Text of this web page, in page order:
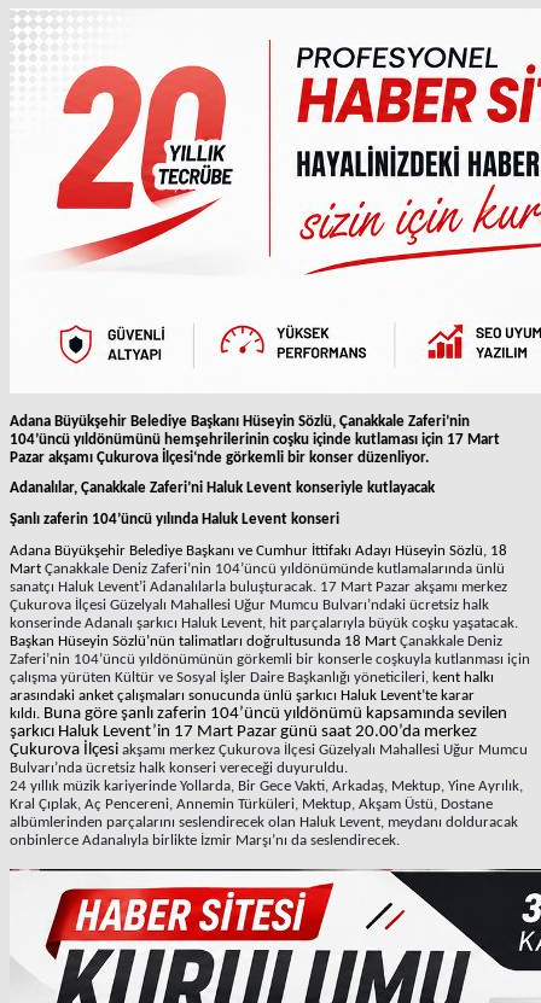
Adana Büyükşehir Belediye Başkanı Hüseyin Sözlü, Çanakkale Zaferi’nin
104’üncü yıldönümünü hemşehrilerinin coşku içinde kutlaması için 17 Mart
Pazar akşamı Çukurova İlçesi‘nde görkemli bir konser düzenliyor.
Adanalılar, Çanakkale Zaferi’ni Haluk Levent konseriyle kutlayacak
Şanlı zaferin 104’üncü yılında Haluk Levent konseri
Adana Büyükşehir Belediye Başkanı ve Cumhur İttifakı Adayı Hüseyin Sözlü, 18
Mart Çanakkale Deniz Zaferi’nin 104’üncü yıldönümünde kutlamalarında ünlü
sanatçı Haluk Levent’i Adanalılarla buluşturacak. 17 Mart Pazar akşamı merkez
Çukurova İlçesi Güzelyalı Mahallesi Uğur Mumcu Bulvarı’ndaki ücretsiz halk
konserinde Adanalı şarkıcı Haluk Levent, hit parçalarıyla büyük coşku yaşatacak.
Başkan Hüseyin Sözlü’nün talimatları doğrultusunda 18 Mart Çanakkale Deniz
Zaferi’nin 104’üncü yıldönümünün görkemli bir konserle coşkuyla kutlanması için
çalışma yürüten Kültür ve Sosyal İşler Daire Başkanlığı yöneticileri, kent halkı
arasındaki anket çalışmaları sonucunda ünlü şarkıcı Haluk Levent’te karar
kıldı. Buna göre şanlı zaferin 104’üncü yıldönümü kapsamında sevilen
şarkıcı Haluk Levent’in 17 Mart Pazar günü saat 20.00’da merkez
Çukurova İlçesi akşamı merkez Çukurova İlçesi Güzelyalı Mahallesi Uğur Mumcu
Bulvarı’nda ücretsiz halk konseri vereceği duyuruldu.
24 yıllık müzik kariyerinde Yollarda, Bir Gece Vakti, Arkadaş, Mektup, Yine Ayrılık,
Kral Çıplak, Aç Pencereni, Annemin Türküleri, Mektup, Akşam Üstü, Dostane
albümlerinden parçalarını seslendirecek olan Haluk Levent, meydanı dolduracak
onbinlerce Adanalıyla birlikte İzmir Marşı’nı da seslendirecek.